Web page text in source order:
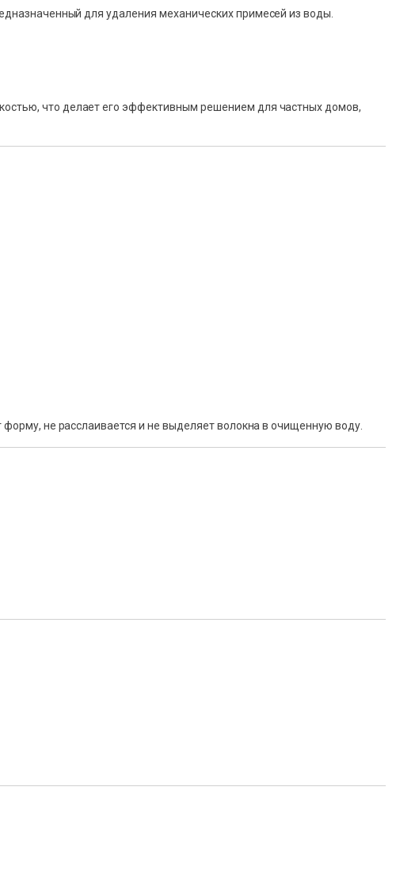
для удаления механических примесей из воды.
что делает его эффективным решением для частных домов,
не расслаивается и не выделяет волокна в очищенную воду.